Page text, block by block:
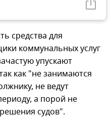
средства для
коммунальных услуг
упускают
как "не занимаются
не ведут
а порой не
судов".